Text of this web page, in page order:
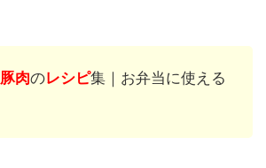
豚肉のレシピ集｜お弁当に使える